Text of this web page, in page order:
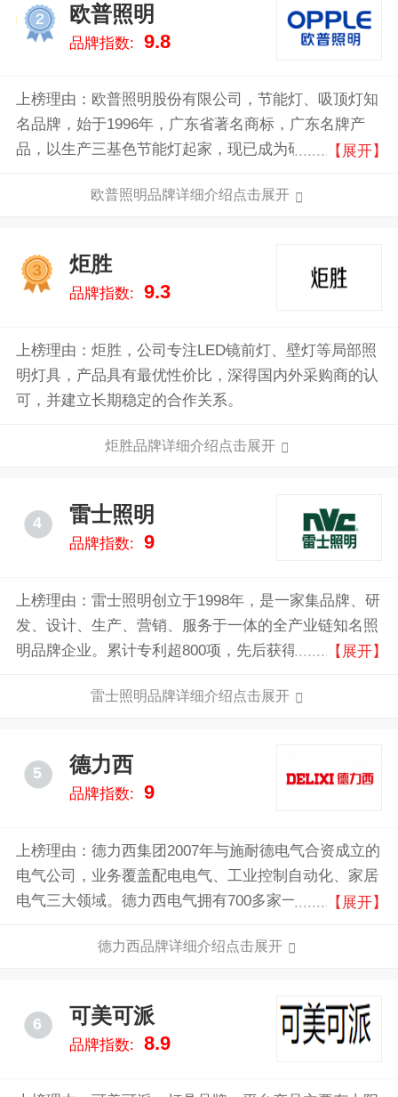
2
欧普照明
品牌指数: 9.8
上榜理由：欧普照明股份有限公司，节能灯、吸顶灯知
名品牌，始于1996年，广东省著名商标，广东名牌产
品，以生产三基色节能灯起家，现已成为研发、生产和
高新技术企业。
【展开】
欧普照明品牌详细介绍点击展开
炬胜
品牌指数: 9.3
上榜理由：炬胜，公司专注LED镜前灯、壁灯等局部照
明灯具，产品具有最优性价比，深得国内外采购商的认
可，并建立长期稳定的合作关系。
炬胜品牌详细介绍点击展开
4 雷士照明
品牌指数: 9
上榜理由：雷士照明创立于1998年，是一家集品牌、研
发、设计、生产、营销、服务于一体的全产业链知名照
明品牌企业。累计专利超800项，先后获得红点奖、IF
供健康化、智能化、人性化的照明科技，打造高品质的
【展开】
雷士照明品牌详细介绍点击展开
5 德力西
品牌指数: 9
上榜理由：德力西集团2007年与施耐德电气合资成立的
电气公司，业务覆盖配电电气、工业控制自动化、家居
电气三大领域。德力西电气拥有700多家一级代理商、
多个研发中心。
【展开】
德力西品牌详细介绍点击展开
6 可美可派
品牌指数: 8.9